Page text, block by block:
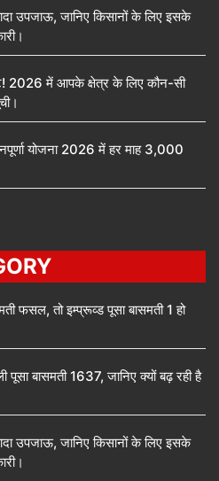
उपजाऊ, जानिए किसानों के लिए इसके
2026 में आपके क्षेत्र के लिए कौन-सी
योजना 2026 में हर माह 3,000
फसल, तो इम्प्रूव्ड पूसा बासमती 1 हो
पूसा बासमती 1637, जानिए क्यों बढ़ रही है
उपजाऊ, जानिए किसानों के लिए इसके